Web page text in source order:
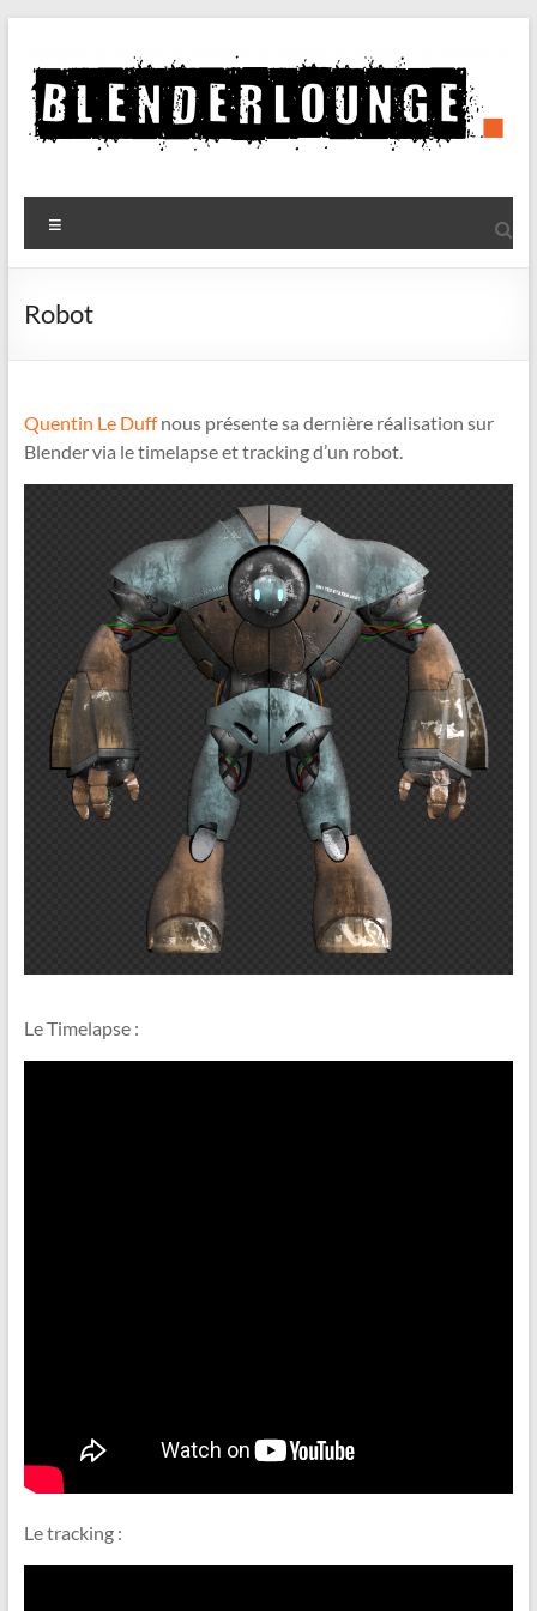
contenu
Blenderlounge
Le
de
Robot
Quentin Le Duffnous présente sa dernière réalisation sur
Blender via le timelapse et tracking d’un robot.
Le Timelapse :
Le tracking :